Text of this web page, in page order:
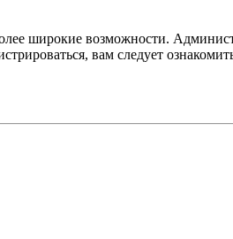
широкие возможности.
вам следует